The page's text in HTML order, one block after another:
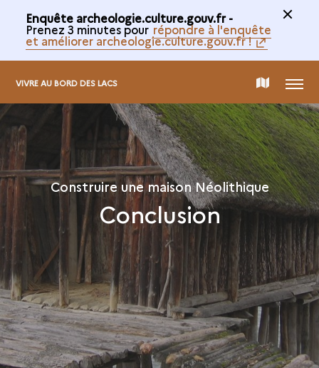
Enquête archeologie.culture.gouv.fr -
Prenez 3 minutes pour répondre à l'enquête
et améliorer archeologie.culture.gouv.fr !
VIVRE AU BORD DES LACS CARTE
DE
LA
COLLECTION
MENU
Construire une maison Néolithique
Conclusion